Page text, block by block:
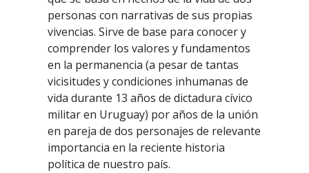
personas con narrativas de sus propias
vivencias. Sirve de base para conocer y
comprender los valores y fundamentos
en la permanencia (a pesar de tantas
vicisitudes y condiciones inhumanas de
vida durante 13 años de dictadura cívico
militar en Uruguay) por años de la unión
en pareja de dos personajes de relevante
importancia en la reciente historia
política de nuestro país.